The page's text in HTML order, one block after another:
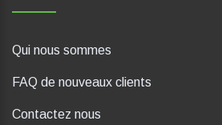
Qui nous sommes
FAQ de nouveaux clients
Contactez nous